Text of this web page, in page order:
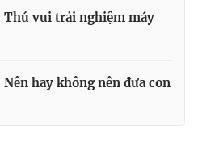
hình Việt Nam
báo điện tử số 483/GP-BTTTT
Thú vui trải nghiệm máy
Nên hay không nên đưa con